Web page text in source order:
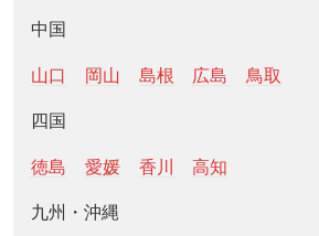
中国
山口 岡山 島根 広島 鳥取
四国
徳島 愛媛 香川 高知
九州・沖縄